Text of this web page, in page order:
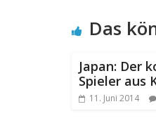
Das
Japan: Der
Spieler aus
11. Juni 2014